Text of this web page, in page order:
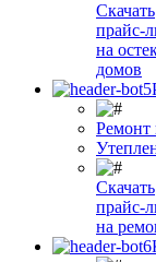
Скачать
прайс-
на
домов
Ремонт
Скачать
прайс-
на